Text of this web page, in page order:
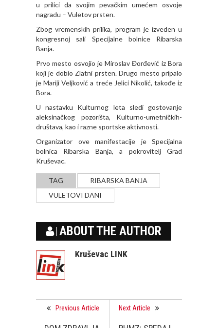
u prilici da svojim pevačkim umećem osvoje
nagradu – Vuletov prsten.
Zbog vremenskih prilika, program je izveden u
kongresnoj sali Specijalne bolnice Ribarska
Banja.
Prvo mesto osvojio je Miroslav Đorđević iz Bora
koji je dobio Zlatni prsten. Drugo mesto pripalo
je Mariji Veljković a treće Jelici Nikolić, takođe iz
Bora.
U nastavku Kulturnog leta sledi gostovanje
aleksinačkog pozorišta, Kulturno-umetničkih-
društava, kao i razne sportske aktivnosti.
Organizator ove manifestacije je Specijalna
bolnica Ribarska Banja, a pokrovitelj Grad
Kruševac.
TAG
RIBARSKA BANJA
VULETOVI DANI
ABOUT THE AUTHOR
Kruševac LINK
Previous Article Next Article